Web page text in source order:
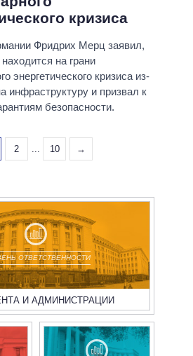
кризиса
Фридрих Мерц заявил,
на грани
энергетического кризиса из-
инфраструктуру и призвал к
безопасности.
2 ... 10 →
ОТВЕТСТВЕННОСТИ
И АДМИНИСТРАЦИИ